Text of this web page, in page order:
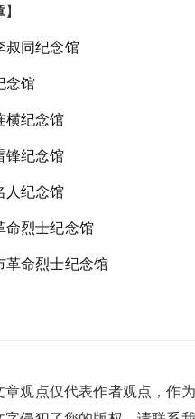
】
叔同纪念馆
念馆
横纪念馆
锋纪念馆
人纪念馆
命烈士纪念馆
革命烈士纪念馆
章观点仅代表作者观点，作